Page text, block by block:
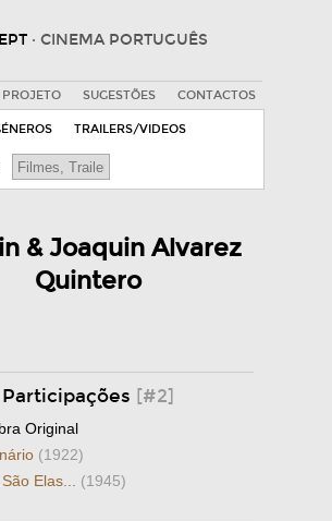
· CINEMA PORTUGUÊS
SUGESTÕES CONTACTOS
TRAILERS/VIDEOS
& Joaquin Alvarez
Quintero
Participações [#2]
Original
(1922)
Elas... (1945)